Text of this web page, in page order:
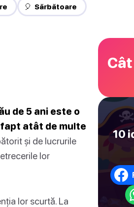
🎈 Sărbătoare
de 5 ani este o
atât de multe
și de lucrurile
lor
lor scurtă. La
10